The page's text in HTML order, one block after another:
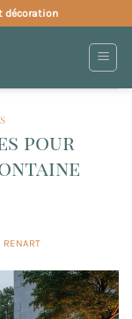
décoration
pour